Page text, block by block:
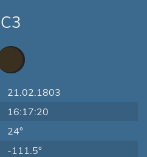
C3
21.02.1803
16:17:20
24°
-111.5°